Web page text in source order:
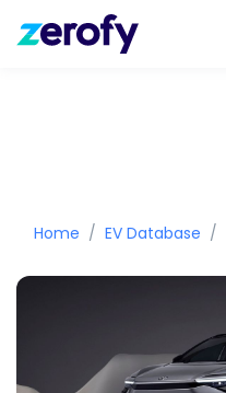
Home EV Database